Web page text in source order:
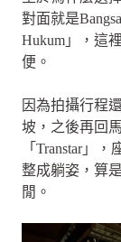
對面就是
Hukum」，這
便。
因為拍攝行程
坡，之後再回
「Transtar」
整成躺姿，算
閒。